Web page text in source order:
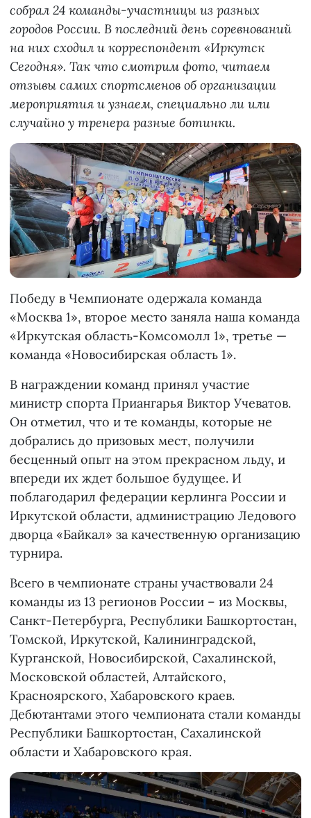
собрал 24 команды-участницы из разных
городов России. В последний день соревнований
на них сходил и корреспондент «Иркутск
Сегодня». Так что смотрим фото, читаем
отзывы самих спортсменов об организации
мероприятия и узнаем, специально ли или
случайно у тренера разные ботинки.
Победу в Чемпионате одержала команда
«Москва 1», второе место заняла наша команда
«Иркутская область-Комсомолл 1», третье —
команда «Новосибирская область 1».
В награждении команд принял участие
министр спорта Приангарья Виктор Учеватов.
Он отметил, что и те команды, которые не
добрались до призовых мест, получили
бесценный опыт на этом прекрасном льду, и
впереди их ждет большое будущее. И
поблагодарил федерации керлинга России и
Иркутской области, администрацию Ледового
дворца «Байкал» за качественную организацию
турнира.
Всего в чемпионате страны участвовали 24
команды из 13 регионов России – из Москвы,
Санкт-Петербурга, Республики Башкортостан,
Томской, Иркутской, Калининградской,
Курганской, Новосибирской, Сахалинской,
Московской областей, Алтайского,
Красноярского, Хабаровского краев.
Дебютантами этого чемпионата стали команды
Республики Башкортостан, Сахалинской
области и Хабаровского края.